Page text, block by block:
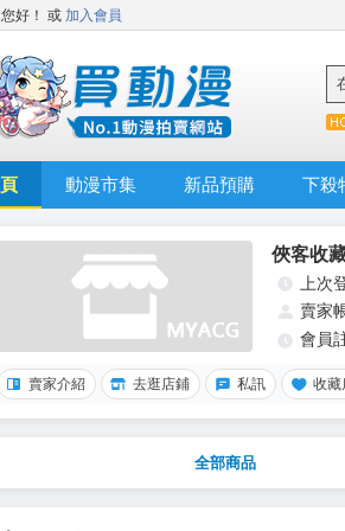
好！ 或 加入會員
動漫市集 新品預購 下殺
俠客收
上次
賣家
會員
賣家介紹 去逛店鋪 私訊 收藏
全部商品